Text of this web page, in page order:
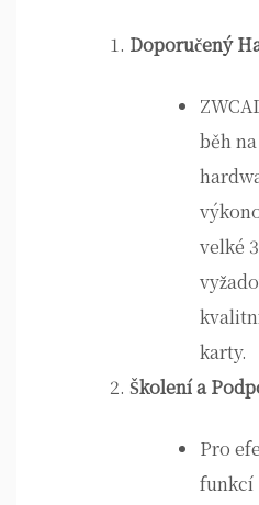
Doporučený
běh
velké
karty.
Školení a
Pro
funkcí